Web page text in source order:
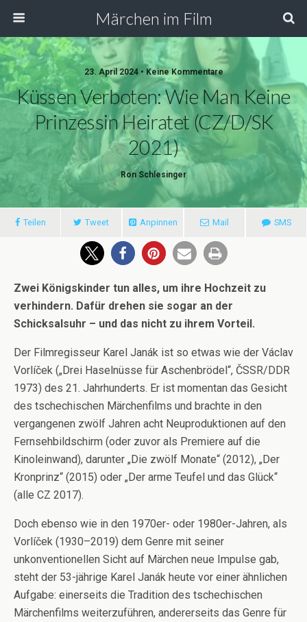
Märchen im Film
23. April 2024 • Keine Kommentare
Küssen Verboten: Wie Man Keine
Prinzessin Heiratet (CZ/D/SK
2021)
Ron Schlesinger
Teilen Tweet Anpinnen Mail SMS
Zwei Königskinder tun alles, um ihre Hochzeit zu
verhindern. Dafür drehen sie sogar an der
Schicksalsuhr – und das nicht zu ihrem Vorteil.
Der Filmregisseur Karel Janák ist so etwas wie der Václav
Vorlíček („Drei Haselnüsse für Aschenbrödel“, ČSSR/DDR
1973) des 21. Jahrhunderts. Er ist momentan das Gesicht
des tschechischen Märchenfilms und brachte in den
vergangenen zwölf Jahren acht Neuproduktionen auf den
Fernsehbildschirm (oder zuvor als Premiere auf die
Kinoleinwand), darunter „Die zwölf Monate“ (2012), „Der
Kronprinz“ (2015) oder „Der arme Teufel und das Glück“
(alle CZ 2017).
Doch ebenso wie in den 1970er- oder 1980er-Jahren, als
Vorlíček (1930–2019) dem Genre mit seiner
unkonventionellen Sicht auf Märchen neue Impulse gab,
steht der 53-jährige Karel Janák heute vor einer ähnlichen
Aufgabe: einerseits die Tradition des tschechischen
Märchenfilms weiterzuführen, andererseits das Genre für